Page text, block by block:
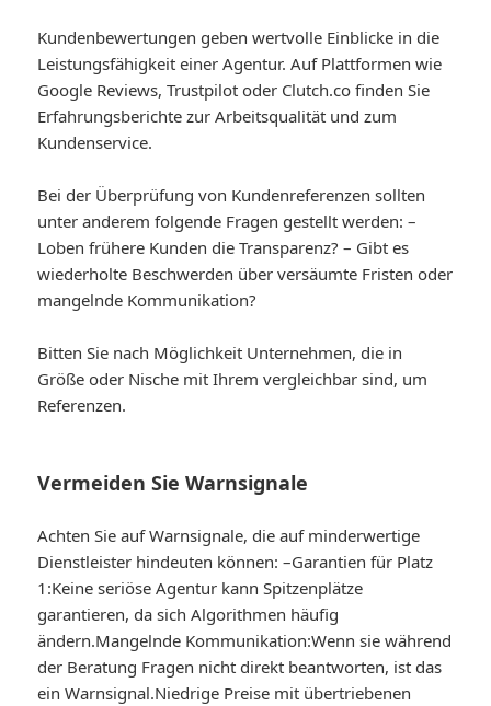
Kundenbewertungen geben wertvolle Einblicke in die
Leistungsfähigkeit einer Agentur. Auf Plattformen wie
Google Reviews, Trustpilot oder Clutch.co finden Sie
Erfahrungsberichte zur Arbeitsqualität und zum
Kundenservice.
Bei der Überprüfung von Kundenreferenzen sollten
unter anderem folgende Fragen gestellt werden: –
Loben frühere Kunden die Transparenz? – Gibt es
wiederholte Beschwerden über versäumte Fristen oder
mangelnde Kommunikation?
Bitten Sie nach Möglichkeit Unternehmen, die in
Größe oder Nische mit Ihrem vergleichbar sind, um
Referenzen.
Vermeiden Sie Warnsignale
Achten Sie auf Warnsignale, die auf minderwertige
Dienstleister hindeuten können: –Garantien für Platz
1:Keine seriöse Agentur kann Spitzenplätze
garantieren, da sich Algorithmen häufig
ändern.Mangelnde Kommunikation:Wenn sie während
der Beratung Fragen nicht direkt beantworten, ist das
ein Warnsignal.Niedrige Preise mit übertriebenen